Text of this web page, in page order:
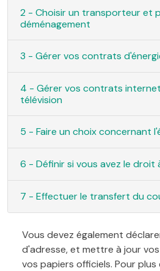
2 - Choisir un transporteur et
déménagement
3 - Gérer vos contrats
4 - Gérer vos contrats
télévision
5 - Faire un choix concernant
6 - Définir si vous avez le droit
7 - Effectuer le transfert du
Vous devez également
d'adresse, et mettre à jour
vos papiers officiels. Pour